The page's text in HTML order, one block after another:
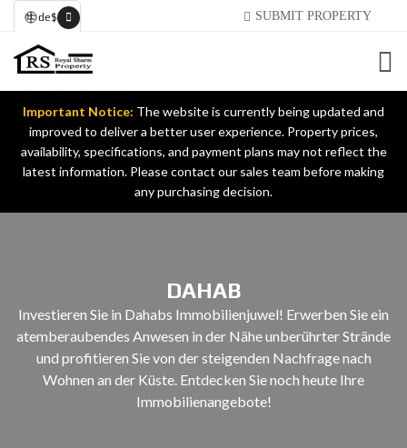
de$ SUBMIT PROPERTY
Important Notice: The website is currently being updated and
improved to deliver a better user experience. Property prices,
availability, specifications, and payment plans may not reflect the
latest information. Please contact our sales team before making
any purchasing decision.
DAHAB
Investieren Sie in Dahabs Immobilienjuwel! Erwerben Sie ein
atemberaubendes Anwesen in der Nähe unberührter Strände
und profitieren Sie von der steigenden Nachfrage nach
Wohnen an der Küste. Entdecken Sie noch heute Ihre
Immobilienangebote!